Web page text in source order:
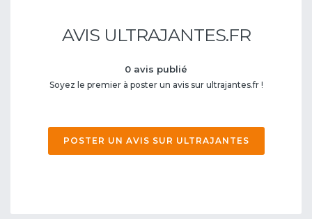
AVIS ULTRAJANTES.FR
0 avis publié
Soyez le premier à poster un avis sur ultrajantes.fr !
POSTER UN AVIS SUR ULTRAJANTES